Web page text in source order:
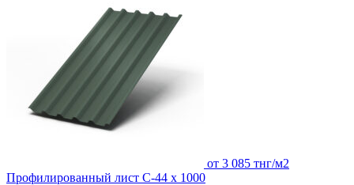
от 3 085 тнг/м2
Профилированный лист С-44 х 1000